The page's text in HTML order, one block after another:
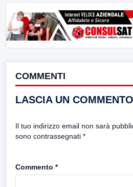
COMMENTI
LASCIA UN COMMENTO
Il tuo indirizzo email non sarà
sono contrassegnati *
Commento *